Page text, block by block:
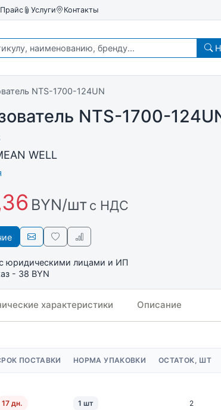
Прайс Услуги Контакты
NTS-1700-124UN
NTS-1700-
WELL
BYN/штс НДС
юридическими лицами и ИП
- 38 BYN
характеристики Описание
ПОСТАВКИ НОРМА УПАКОВКИ ОСТАТОК, ШТ
17 дн. 1 шт 2